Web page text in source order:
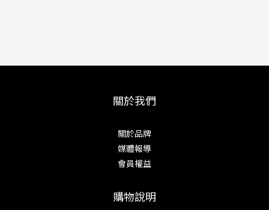
關於我們
關於品牌
媒體報導
會員權益
購物說明